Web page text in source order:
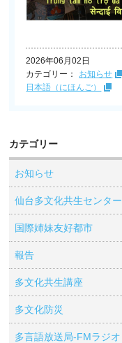
2026年06月02日
カテゴリー：
お知らせ
日本語（にほんご）
カテゴリー
お知らせ
仙台多文化共生センター
国際姉妹友好都市
報告
多文化共生講座
多文化防災
多言語放送局-FMラジオ